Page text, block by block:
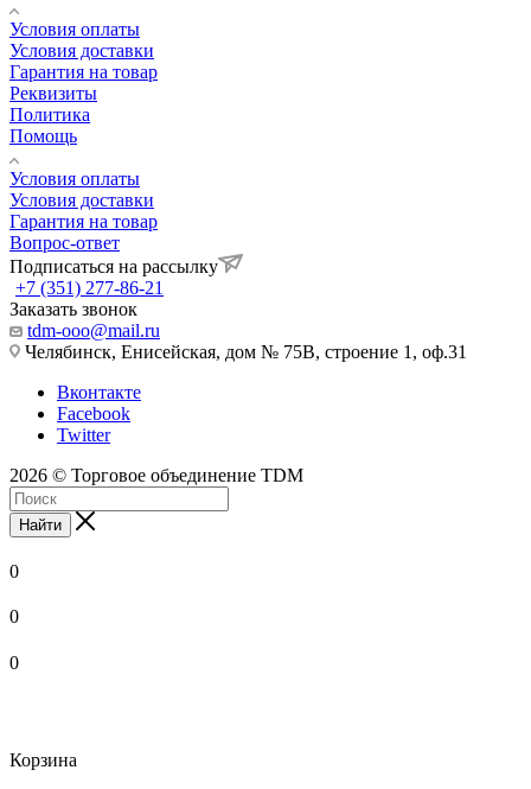
Условия оплаты
Условия доставки
Гарантия на товар
Реквизиты
Политика
Помощь
Условия оплаты
Условия доставки
Гарантия на товар
Вопрос-ответ
Подписаться на рассылку
+7 (351) 277-86-21
Заказать звонок
tdm-ooo@mail.ru
Челябинск, Енисейская, дом № 75В, строение 1, оф.31
Вконтакте
Facebook
Twitter
2026 © Торговое объединение TDM
Найти
0
0
0
Корзина